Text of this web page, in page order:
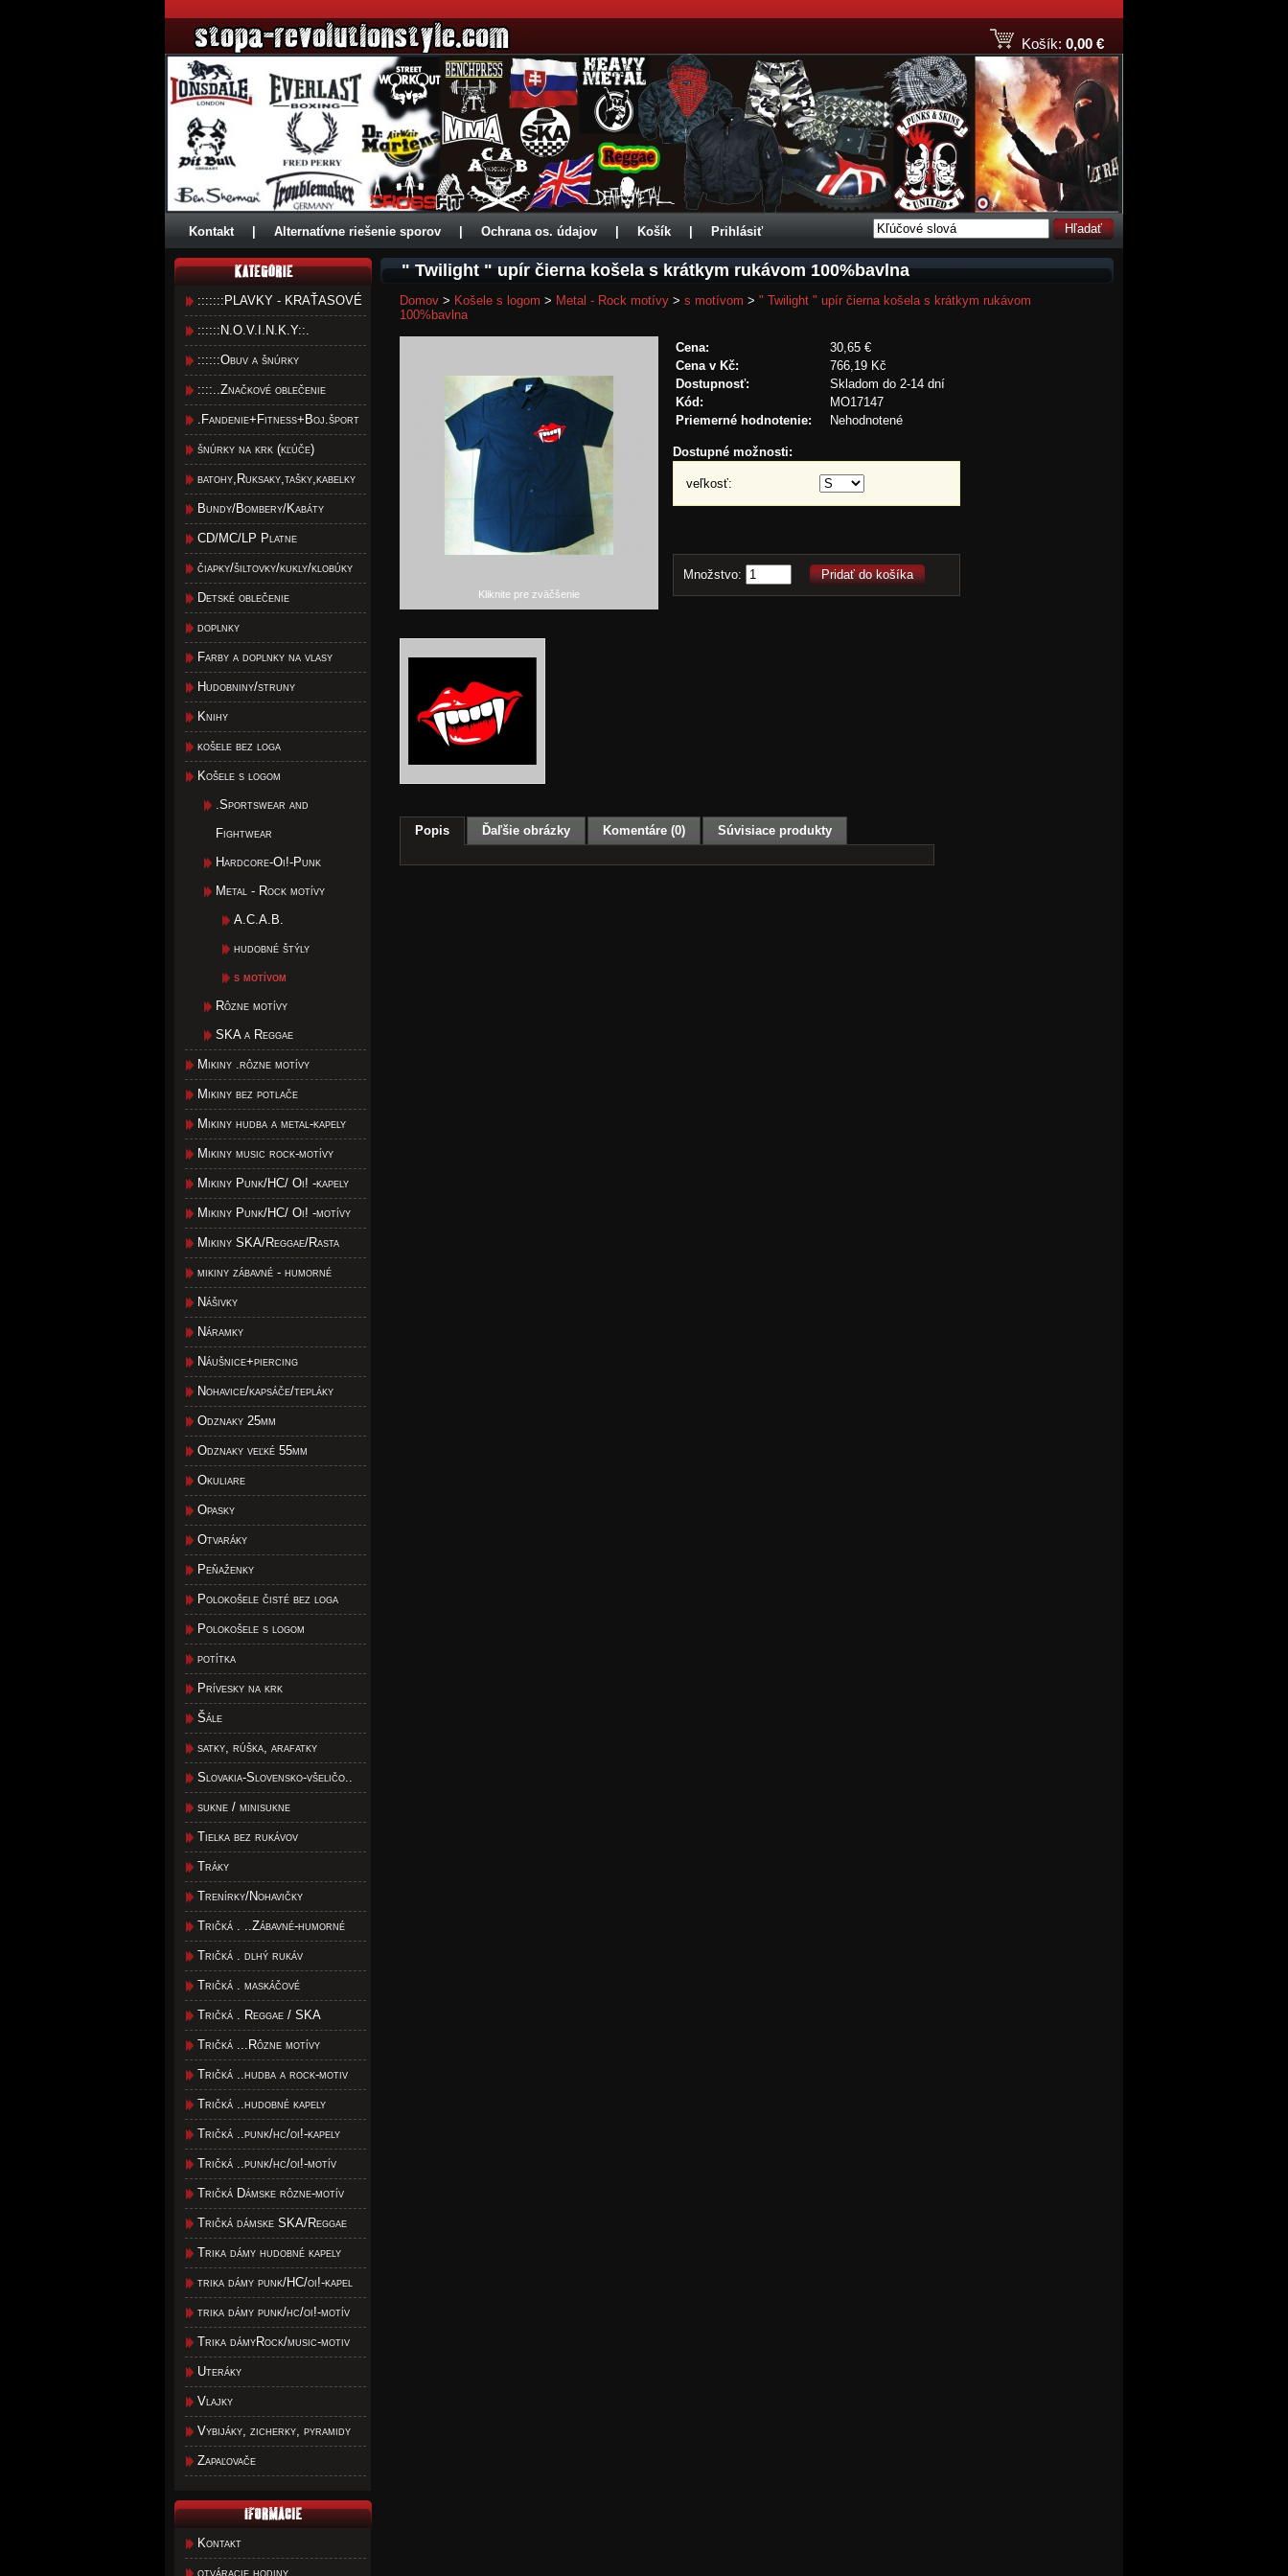
Košík: 0,00 €
Kontakt Alternatívne riešenie sporov Ochrana os. údajov Košík Prihlásiť Hľadať
:::::::PLAVKY - KRAŤASOVÉ
::::::N.O.V.I.N.K.Y::.
::::::Obuv a šnúrky
::::..Značkové oblečenie
.Fandenie+Fitness+Boj.šport
šnúrky na krk (kľúče)
batohy,Ruksaky,tašky,kabelky
Bundy/Bombery/Kabáty
CD/MC/LP Platne
čiapky/šiltovky/kukly/klobúky
Detské oblečenie
doplnky
Farby a doplnky na vlasy
Hudobniny/struny
Knihy
košele bez loga
Košele s logom
.Sportswear and
Fightwear
Hardcore-Oi!-Punk
Metal - Rock motívy
A.C.A.B.
hudobné štýly
s motívom
Rôzne motívy
SKA a Reggae
Mikiny .rôzne motívy
Mikiny bez potlače
Mikiny hudba a metal-kapely
Mikiny music rock-motívy
Mikiny Punk/HC/ Oi! -kapely
Mikiny Punk/HC/ Oi! -motívy
Mikiny SKA/Reggae/Rasta
mikiny zábavné - humorné
Nášivky
Náramky
Náušnice+piercing
Nohavice/kapsáče/tepláky
Odznaky 25mm
Odznaky veľké 55mm
Okuliare
Opasky
Otvaráky
Peňaženky
Polokošele čisté bez loga
Polokošele s logom
potítka
Prívesky na krk
Šále
satky, rúška, arafatky
Slovakia-Slovensko-všeličo..
sukne / minisukne
Tielka bez rukávov
Tráky
Trenírky/Nohavičky
Tričká . ..Zábavné-humorné
Tričká . dlhý rukáv
Tričká . maskáčové
Tričká . Reggae / SKA
Tričká ...Rôzne motívy
Tričká ..hudba a rock-motiv
Tričká ..hudobné kapely
Tričká ..punk/hc/oi!-kapely
Tričká ..punk/hc/oi!-motív
Tričká Dámske rôzne-motív
Tričká dámske SKA/Reggae
Trika dámy hudobné kapely
trika dámy punk/HC/oi!-kapel
trika dámy punk/hc/oi!-motív
Trika dámyRock/music-motiv
Uteráky
Vlajky
Vybijáky, zicherky, pyramidy
Zapaľovače
Kontakt
otváracie hodiny
" Twilight " upír čierna košela s krátkym rukávom 100%bavlna
Domov > Košele s logom > Metal - Rock motívy > s motívom > " Twilight " upír čierna košela s krátkym rukávom
100%bavlna
Kliknite pre zväčšenie
Cena:
30,65 €
Cena v Kč:
766,19 Kč
Dostupnosť:
Skladom do 2-14 dní
Kód:
MO17147
Priemerné hodnotenie:
Nehodnotené
Dostupné možnosti:
veľkosť:
Množstvo: Pridať do košíka
Popis Ďaľšie obrázky Komentáre (0) Súvisiace produkty